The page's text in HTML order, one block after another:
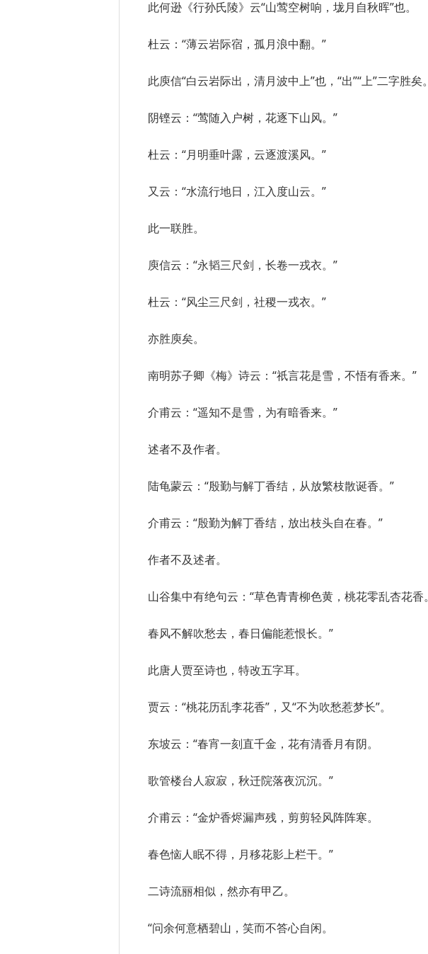
此何逊《行孙氏陵》云“山莺空树响，垅月自秋晖”也。
杜云：“薄云岩际宿，孤月浪中翻。”
此庾信“白云岩际出，清月波中上”也，“出”“上”二字胜矣。
阴铿云：“莺随入户树，花逐下山风。”
杜云：“月明垂叶露，云逐渡溪风。”
又云：“水流行地日，江入度山云。”
此一联胜。
庾信云：“永韬三尺剑，长卷一戎衣。”
杜云：“风尘三尺剑，社稷一戎衣。”
亦胜庾矣。
南明苏子卿《梅》诗云：“祇言花是雪，不悟有香来。”
介甫云：“遥知不是雪，为有暗香来。”
述者不及作者。
陆龟蒙云：“殷勤与解丁香结，从放繁枝散诞香。”
介甫云：“殷勤为解丁香结，放出枝头自在春。”
作者不及述者。
山谷集中有绝句云：“草色青青柳色黄，桃花零乱杏花香。
春风不解吹愁去，春日偏能惹恨长。”
此唐人贾至诗也，特改五字耳。
贾云：“桃花历乱李花香”，又“不为吹愁惹梦长”。
东坡云：“春宵一刻直千金，花有清香月有阴。
歌管楼台人寂寂，秋迁院落夜沉沉。”
介甫云：“金炉香烬漏声残，剪剪轻风阵阵寒。
春色恼人眠不得，月移花影上栏干。”
二诗流丽相似，然亦有甲乙。
“问余何意栖碧山，笑而不答心自闲。